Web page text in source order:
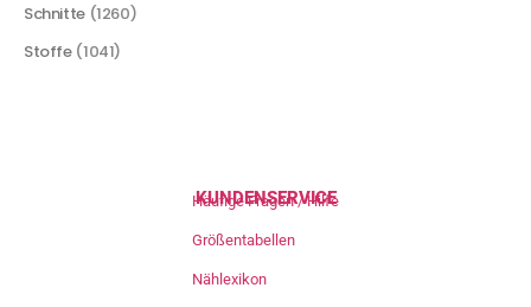
Schnitte (1260)
Stoffe (1041)
KUNDENSERVICE
Häufige Fragen / Hilfe
Größentabellen
Nählexikon